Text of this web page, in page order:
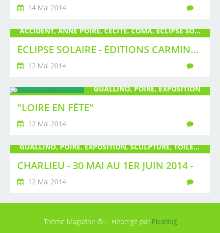
14 Mai 2014 …
ACCIDENT, ANNE POIRÉ, CÉCITÉ, COMA, ÉCLIPSE SOLAIRE, ÉDITIONS CARMINA, ÉMOTION, HISTOIRE D'AMOUR, ROMAN, ROMANTIQUE, SENTIMENT, TENDRESSE
ÉCLIPSE SOLAIRE - ÉDITIONS CARMINA (1)
12 Mai 2014 …
GUALLINO, POIRÉ, EXPOSITION
"LOIRE EN FÊTE"
12 Mai 2014 …
GUALLINO, POIRÉ, EXPOSITION, SCULPTURE, TOILE, TABLEAU
CHARLIEU - 30 MAI AU 1ER JUIN 2014 -
12 Mai 2014 …
Thème Magazine © - Hébergé par Eklablog